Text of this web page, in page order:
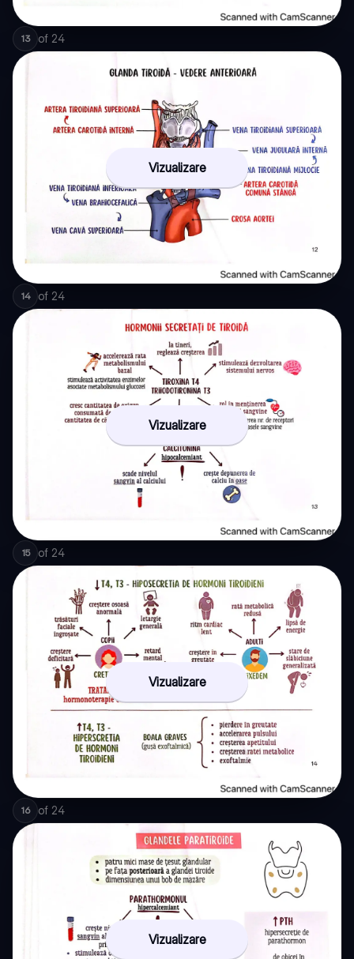
13 of 24
Vizualizare
14 of 24
Vizualizare
15 of 24
Vizualizare
16 of 24
Vizualizare